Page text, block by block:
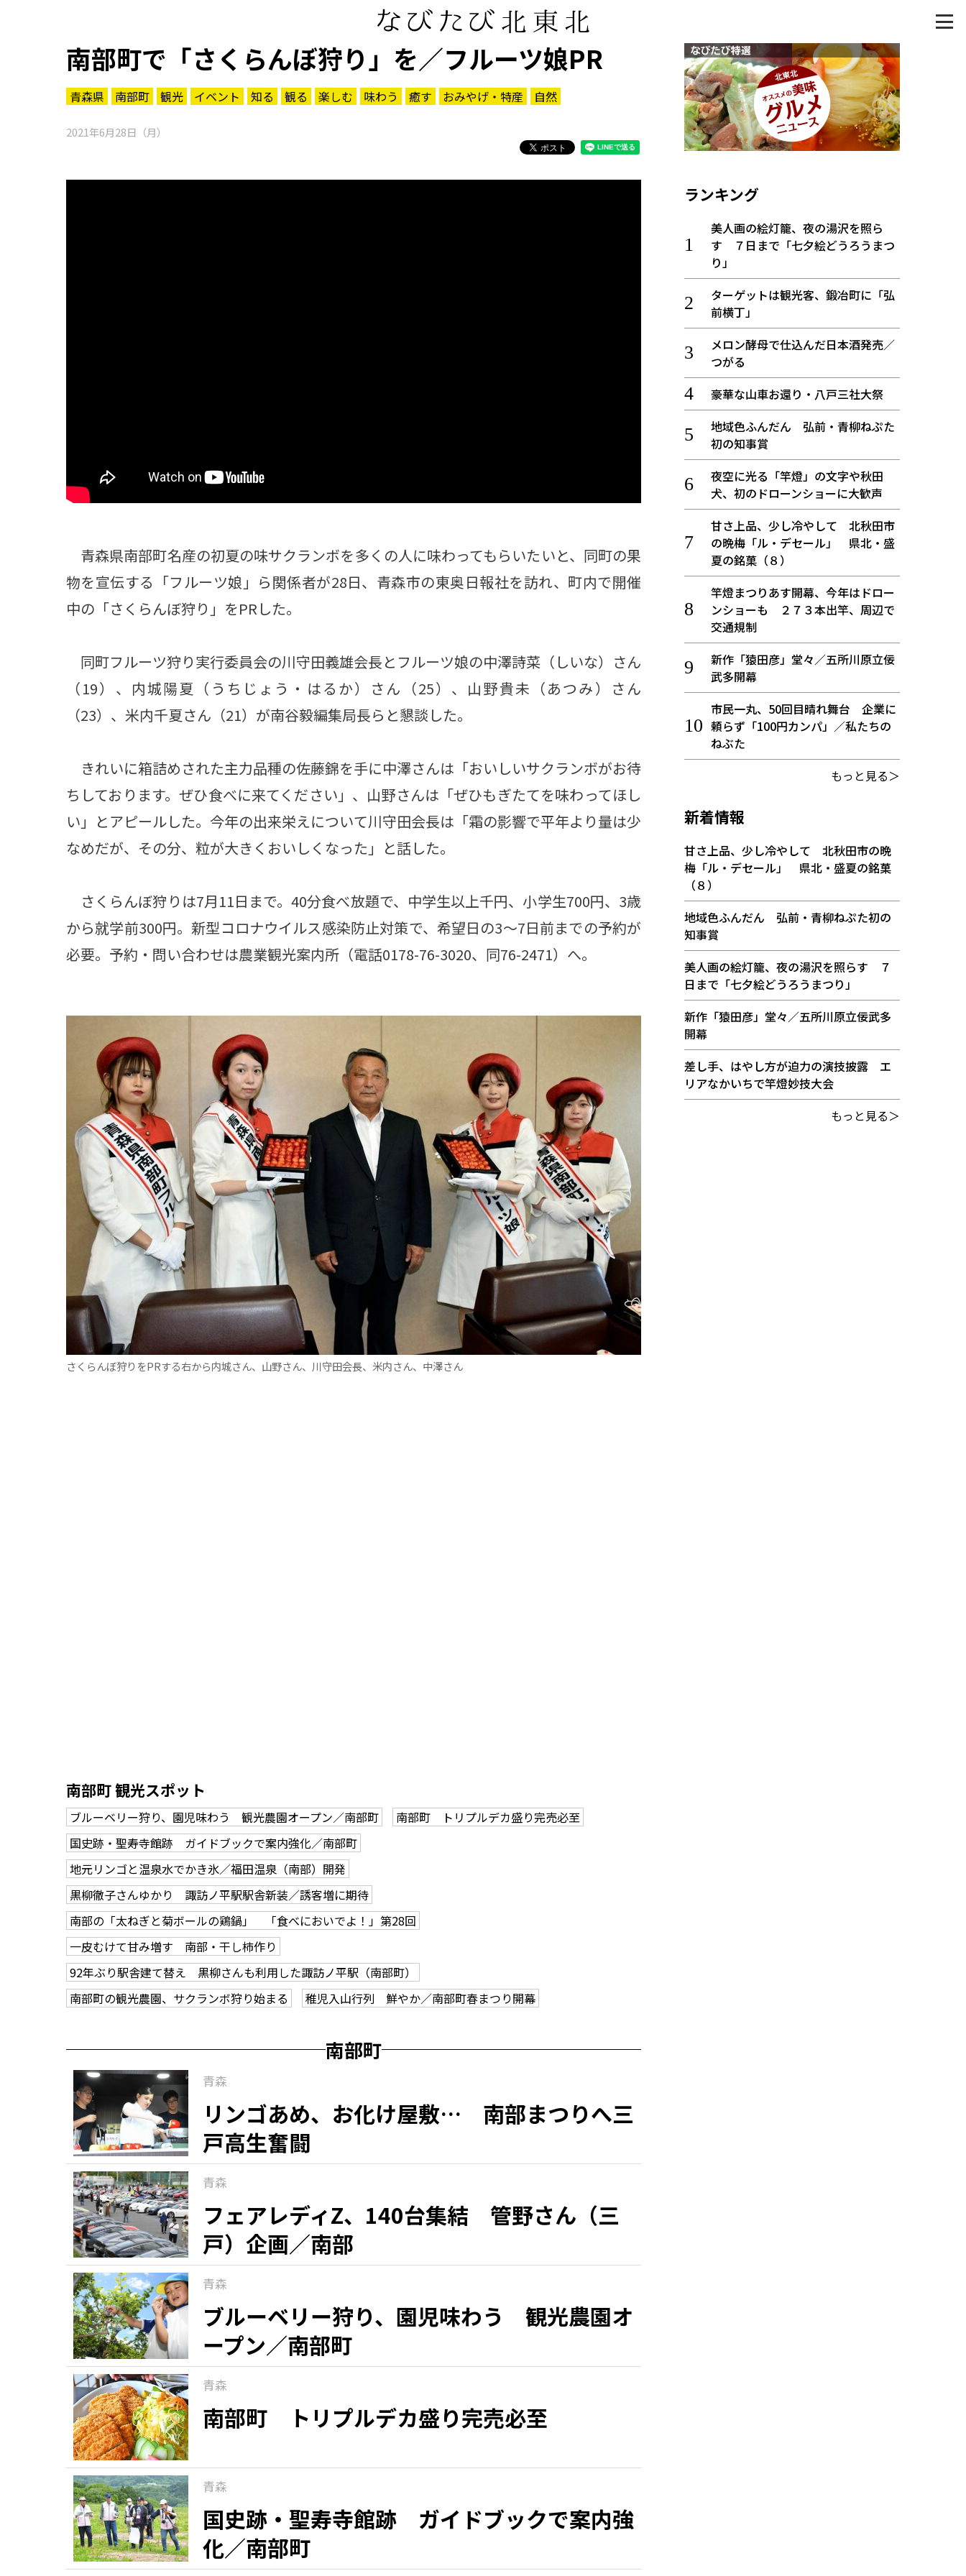
南部町で「さくらんぼ狩り」を／フルーツ娘PR
青森県 南部町 観光 イベント 知る 観る 楽しむ 味わう 癒す おみやげ・特産 自然
2021年6月28日（月）
青森県南部町名産の初夏の味サクランボを多くの人に味わってもらいたいと、同町の果
物を宣伝する「フルーツ娘」ら関係者が28日、青森市の東奥日報社を訪れ、町内で開催
中の「さくらんぼ狩り」をPRした。
同町フルーツ狩り実行委員会の川守田義雄会長とフルーツ娘の中澤詩菜（しいな）さん
（19）、内城陽夏（うちじょう・はるか）さん（25）、山野貴未（あつみ）さん
（23）、米内千夏さん（21）が南谷毅編集局長らと懇談した。
きれいに箱詰めされた主力品種の佐藤錦を手に中澤さんは「おいしいサクランボがお待
ちしております。ぜひ食べに来てください」、山野さんは「ぜひもぎたてを味わってほし
い」とアピールした。今年の出来栄えについて川守田会長は「霜の影響で平年より量は少
なめだが、その分、粒が大きくおいしくなった」と話した。
さくらんぼ狩りは7月11日まで。40分食べ放題で、中学生以上千円、小学生700円、3歳
から就学前300円。新型コロナウイルス感染防止対策で、希望日の3～7日前までの予約が
必要。予約・問い合わせは農業観光案内所（電話0178-76-3020、同76-2471）へ。
さくらんぼ狩りをPRする右から内城さん、山野さん、川守田会長、米内さん、中澤さん
南部町 観光スポット
ブルーベリー狩り、園児味わう 観光農園オープン／南部町
南部町 トリプルデカ盛り完売必至
国史跡・聖寿寺館跡 ガイドブックで案内強化／南部町
地元リンゴと温泉水でかき氷／福田温泉（南部）開発
黒柳徹子さんゆかり 諏訪ノ平駅駅舎新装／誘客増に期待
南部の「太ねぎと菊ボールの鶏鍋」 「食べにおいでよ！」第28回
一皮むけて甘み増す 南部・干し柿作り
92年ぶり駅舎建て替え 黒柳さんも利用した諏訪ノ平駅（南部町）
南部町の観光農園、サクランボ狩り始まる
稚児入山行列 鮮やか／南部町春まつり開幕
南部町
青森
リンゴあめ、お化け屋敷… 南部まつりへ三
戸高生奮闘
青森
フェアレディZ、140台集結 管野さん（三
戸）企画／南部
青森
ブルーベリー狩り、園児味わう 観光農園オ
ープン／南部町
青森
南部町 トリプルデカ盛り完売必至
青森
国史跡・聖寿寺館跡 ガイドブックで案内強
化／南部町
ランキング
美人画の絵灯籠、夜の湯沢を照ら
す ７日まで「七夕絵どうろうまつ
り」
ターゲットは観光客、鍛冶町に「弘
前横丁」
メロン酵母で仕込んだ日本酒発売／
つがる
豪華な山車お還り・八戸三社大祭
地域色ふんだん 弘前・青柳ねぷた
初の知事賞
夜空に光る「竿燈」の文字や秋田
犬、初のドローンショーに大歓声
甘さ上品、少し冷やして 北秋田市
の晩梅「ル・デセール」 県北・盛
夏の銘菓（８）
竿燈まつりあす開幕、今年はドロー
ンショーも ２７３本出竿、周辺で
交通規制
新作「猿田彦」堂々／五所川原立佞
武多開幕
市民一丸、50回目晴れ舞台 企業に
頼らず「100円カンパ」／私たちの
ねぶた
もっと見る＞
新着情報
甘さ上品、少し冷やして 北秋田市の晩
梅「ル・デセール」 県北・盛夏の銘菓
（８）
地域色ふんだん 弘前・青柳ねぷた初の
知事賞
美人画の絵灯籠、夜の湯沢を照らす ７
日まで「七夕絵どうろうまつり」
新作「猿田彦」堂々／五所川原立佞武多
開幕
差し手、はやし方が迫力の演技披露 エ
リアなかいちで竿燈妙技大会
もっと見る＞